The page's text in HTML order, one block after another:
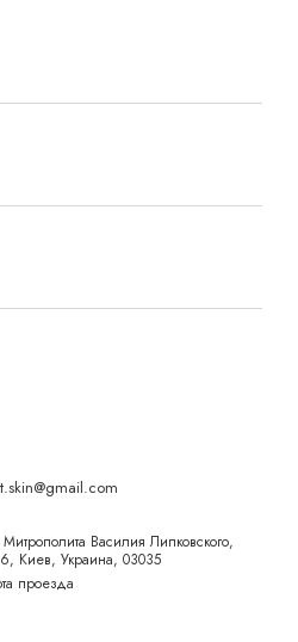
Василия Липковского,
Киев, Украина, 03035
проезда